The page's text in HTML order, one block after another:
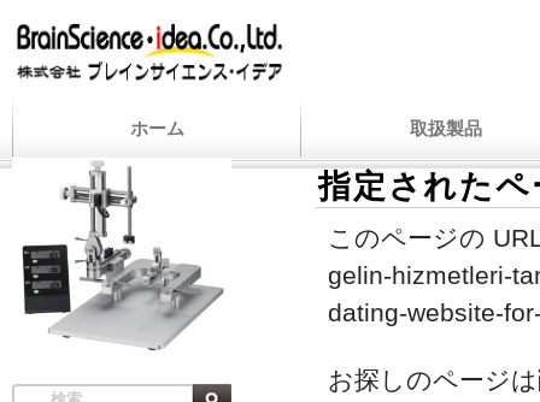
ホーム 取扱製品
指定された
このページの
gelin-hizmetleri-
dating-website-
お探しのページ